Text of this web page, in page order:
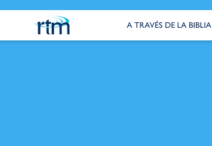
A TRAVÉS DE LA BIBLIA